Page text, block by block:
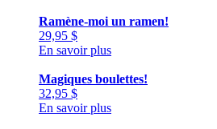
Ramène-moi un ramen!
29,95 $
En savoir plus
Magiques boulettes!
32,95 $
En savoir plus